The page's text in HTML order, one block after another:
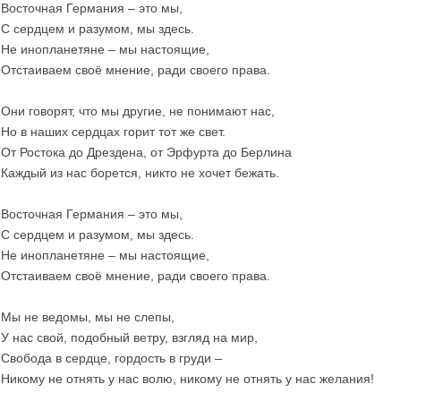
Love me like you do
Восточная Германия – это мы,
С сердцем и разумом, мы здесь.
Не инопланетяне – мы настоящие,
Отстаиваем своё мнение, ради своего права.
Они говорят, что мы другие, не понимают нас,
Но в наших сердцах горит тот же свет.
От Ростока до Дрездена, от Эрфурта до Берлина
Каждый из нас борется, никто не хочет бежать.
Восточная Германия – это мы,
С сердцем и разумом, мы здесь.
Не инопланетяне – мы настоящие,
Отстаиваем своё мнение, ради своего права.
Мы не ведомы, мы не слепы,
У нас свой, подобный ветру, взгляд на мир,
Свобода в сердце, гордость в груди –
Никому не отнять у нас волю, никому не отнять у нас желания!